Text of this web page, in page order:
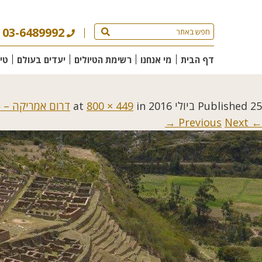
03-6489992
דף הבית מי אנחנו רשימת הטיולים יעדים בעולם
Published 25 ביולי 2016 800 × 449 in
דרום אמריקה –
← Previous
Next →